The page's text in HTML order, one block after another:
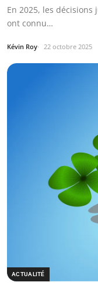
En 2025, les
ont connu…
Kévin Roy 22 octobre 2025
ACTUALITÉ